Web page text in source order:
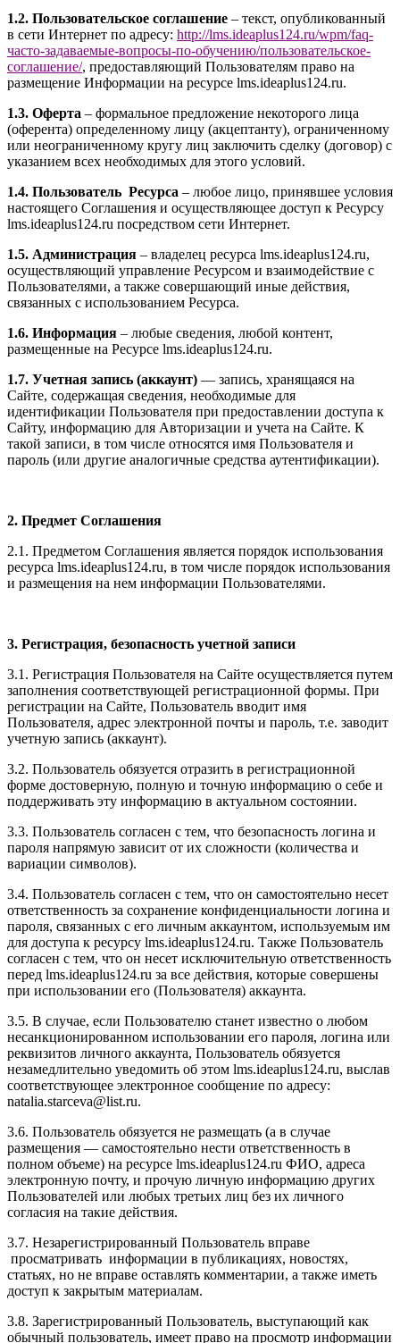
1.2. Пользовательское соглашение – текст, опубликованный
в сети Интернет по адресу: http://lms.ideaplus124.ru/wpm/faq-
часто-задаваемые-вопросы-по-обучению/пользовательское-
соглашение/, предоставляющий Пользователям право на
размещение Информации на ресурсе lms.ideaplus124.ru.
1.3. Оферта – формальное предложение некоторого лица
(оферента) определенному лицу (акцептанту), ограниченному
или неограниченному кругу лиц заключить сделку (договор) с
указанием всех необходимых для этого условий.
1.4. Пользователь Ресурса – любое лицо, принявшее условия
настоящего Соглашения и осуществляющее доступ к Ресурсу
lms.ideaplus124.ru посредством сети Интернет.
1.5. Администрация – владелец ресурса lms.ideaplus124.ru,
осуществляющий управление Ресурсом и взаимодействие с
Пользователями, а также совершающий иные действия,
связанных с использованием Ресурса.
1.6. Информация – любые сведения, любой контент,
размещенные на Ресурсе lms.ideaplus124.ru.
1.7. Учетная запись (аккаунт) — запись, хранящаяся на
Сайте, содержащая сведения, необходимые для
идентификации Пользователя при предоставлении доступа к
Сайту, информацию для Авторизации и учета на Сайте. К
такой записи, в том числе относятся имя Пользователя и
пароль (или другие аналогичные средства аутентификации).
2. Предмет Соглашения
2.1. Предметом Соглашения является порядок использования
ресурса lms.ideaplus124.ru, в том числе порядок использования
и размещения на нем информации Пользователями.
3. Регистрация, безопасность учетной записи
3.1. Регистрация Пользователя на Сайте осуществляется путем
заполнения соответствующей регистрационной формы. При
регистрации на Сайте, Пользователь вводит имя
Пользователя, адрес электронной почты и пароль, т.е. заводит
учетную запись (аккаунт).
3.2. Пользователь обязуется отразить в регистрационной
форме достоверную, полную и точную информацию о себе и
поддерживать эту информацию в актуальном состоянии.
3.3. Пользователь согласен с тем, что безопасность логина и
пароля напрямую зависит от их сложности (количества и
вариации символов).
3.4. Пользователь согласен с тем, что он самостоятельно несет
ответственность за сохранение конфиденциальности логина и
пароля, связанных с его личным аккаунтом, используемым им
для доступа к ресурсу lms.ideaplus124.ru. Также Пользователь
согласен с тем, что он несет исключительную ответственность
перед lms.ideaplus124.ru за все действия, которые совершены
при использовании его (Пользователя) аккаунта.
3.5. В случае, если Пользователю станет известно о любом
несанкционированном использовании его пароля, логина или
реквизитов личного аккаунта, Пользователь обязуется
незамедлительно уведомить об этом lms.ideaplus124.ru, выслав
соответствующее электронное сообщение по адресу:
natalia.starceva@list.ru.
3.6. Пользователь обязуется не размещать (а в случае
размещения — самостоятельно нести ответственность в
полном объеме) на ресурсе lms.ideaplus124.ru ФИО, адреса
электронную почту, и прочую личную информацию других
Пользователей или любых третьих лиц без их личного
согласия на такие действия.
3.7. Незарегистрированный Пользователь вправе
просматривать информации в публикациях, новостях,
статьях, но не вправе оставлять комментарии, а также иметь
доступ к закрытым материалам.
3.8. Зарегистрированный Пользователь, выступающий как
обычный пользователь, имеет право на просмотр информации